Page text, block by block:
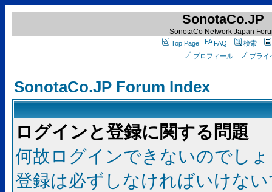
SonotaCo.JP
SonotaCo Network Japan
Top Page FAQ
検索
プロフィール
プライ
SonotaCo.JP Forum Index
ログインと登録に関する問題
何故ログインできないのでし
登録は必ずしなければいけな